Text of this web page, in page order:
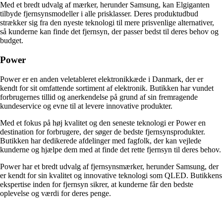
Med et bredt udvalg af mærker, herunder Samsung, kan Elgiganten
tilbyde fjernsynsmodeller i alle prisklasser. Deres produktudbud
strækker sig fra den nyeste teknologi til mere prisvenlige alternativer,
så kunderne kan finde det fjernsyn, der passer bedst til deres behov og
budget.
Power
Power er en anden veletableret elektronikkæde i Danmark, der er
kendt for sit omfattende sortiment af elektronik. Butikken har vundet
forbrugernes tillid og anerkendelse på grund af sin fremragende
kundeservice og evne til at levere innovative produkter.
Med et fokus på høj kvalitet og den seneste teknologi er Power en
destination for forbrugere, der søger de bedste fjernsynsprodukter.
Butikken har dedikerede afdelinger med fagfolk, der kan vejlede
kunderne og hjælpe dem med at finde det rette fjernsyn til deres behov.
Power har et bredt udvalg af fjernsynsmærker, herunder Samsung, der
er kendt for sin kvalitet og innovative teknologi som QLED. Butikkens
ekspertise inden for fjernsyn sikrer, at kunderne får den bedste
oplevelse og værdi for deres penge.